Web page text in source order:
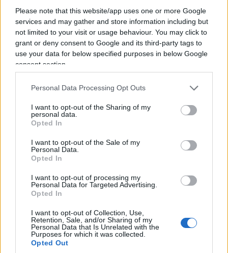
Please note that this website/app uses one or more Google
services and may gather and store information including but
not limited to your visit or usage behaviour. You may click to
grant or deny consent to Google and its third-party tags to
use your data for below specified purposes in below Google
consent section.
Personal Data Processing Opt Outs
I want to opt-out of the Sharing of my
personal data.
Opted In
I want to opt-out of the Sale of my
Personal Data.
Opted In
I want to opt-out of processing my
Personal Data for Targeted Advertising.
Opted In
I want to opt-out of Collection, Use,
Retention, Sale, and/or Sharing of my
Personal Data that Is Unrelated with the
Purposes for which it was collected.
Opted Out
Polonia, Svezia e altri Paesi utilizzano a loro volta
gli strumenti consentiti dal Codice Schengen. La
stessa Italia mantiene da tempo controlli alla
frontiera con la Slovenia per ragioni legate a
immigrazione irregolare e sicurezza. Dunque il
punto non è Schengen.Il punto è politico.
Sanchez vorrebbe trasformare una gigantesca crisi
avvenuta sotto la responsabilità del suo governo
altri. Prima Ceuta viene travolta, poi Madrid
rassicura tutti dicendo che il problema è già
sostanzialmente risolto, infine minaccia ritorsioni
contro chi non considera sufficienti quelle
solidarietà europea:fidatevi di noi, oppure vi
puniamo.